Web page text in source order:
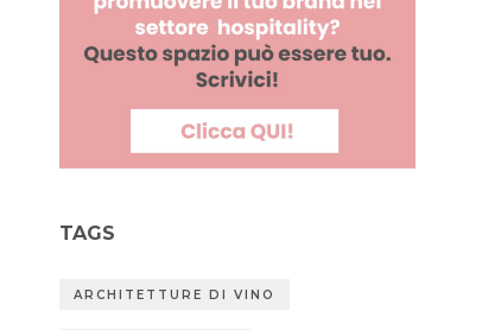
TAGS
ARCHITETTURE DI VINO